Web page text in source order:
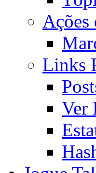
Ações
Links
Ver